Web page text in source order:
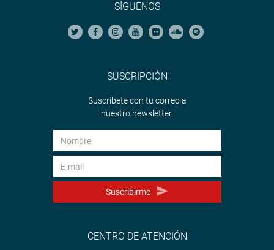
SÍGUENOS
SUSCRIPCIÓN
Suscríbete con tu correo a
nuestro newsletter.
Suscribirme
CENTRO DE ATENCIÓN